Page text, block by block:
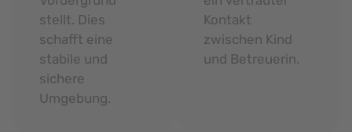
stellt. Dies
schafft eine
stabile und
sichere
Umgebung.
Kontakt
zwischen Kind
und Betreuerin.